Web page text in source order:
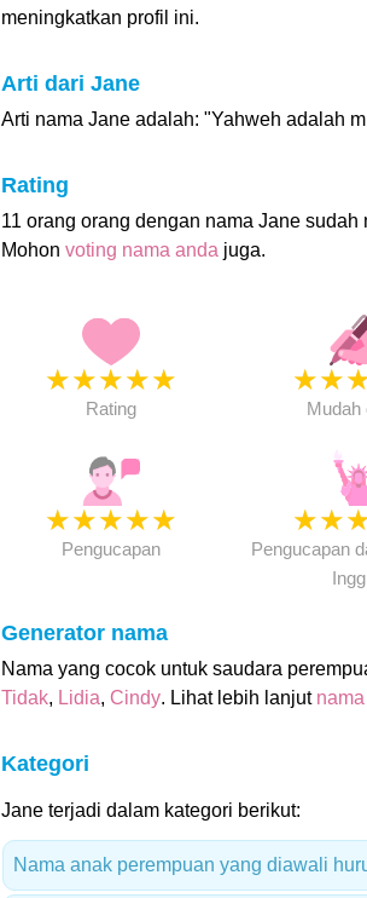
meningkatkan profil ini.
Arti dari Jane
Arti nama Jane adalah: "Yahweh adalah
Rating
11 orang orang dengan nama Jane
Mohon voting nama anda juga.
★★★★★
Rating
★★
Mudah
★★★★★
Pengucapan
★★
Pengucapan
Generator nama
Nama yang cocok untuk saudara
Tidak, Lidia, Cindy. Lihat lebih lanjut
Kategori
Jane terjadi dalam kategori berikut:
Nama anak perempuan yang diawali